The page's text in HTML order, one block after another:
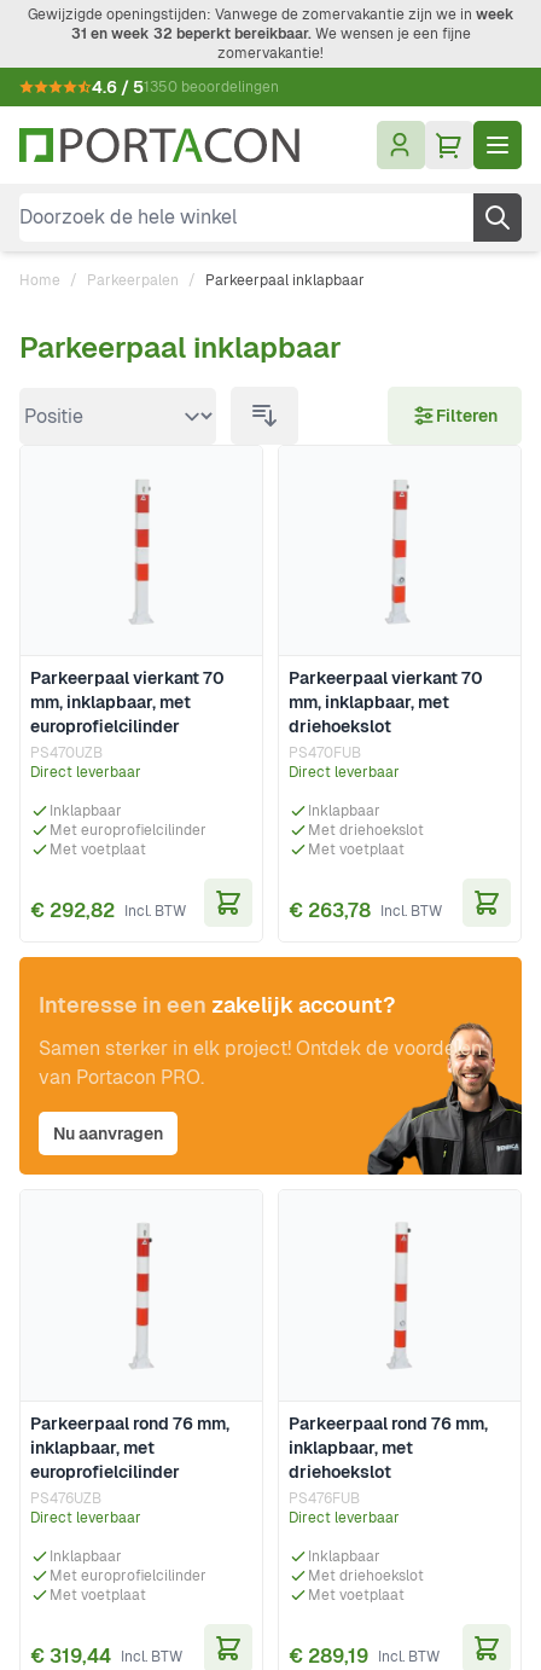
Ga naar de inhoud
Gewijzigde openingstijden: Vanwege de zomervakantie zijn we in week
31 en week 32 beperkt bereikbaar.We wensen je een fijne
zomervakantie!
4.6 / 51350 beoordelingen
Doorzoek de hele winkel
Home / Parkeerpalen / Parkeerpaal inklapbaar
Doorgaan naar productlijst
Parkeerpaal inklapbaar
Filteren
Parkeerpaal vierkant 70
mm, inklapbaar, met
europrofielcilinder
PS470UZB
Direct leverbaar
Inklapbaar
Met europrofielcilinder
Met voetplaat
€ 292,82
Parkeerpaal vierkant 70
mm, inklapbaar, met
driehoekslot
PS470FUB
Direct leverbaar
Inklapbaar
Met driehoekslot
Met voetplaat
€ 263,78
Parkeerpaal rond 76 mm,
inklapbaar, met
europrofielcilinder
PS476UZB
Direct leverbaar
Inklapbaar
Met europrofielcilinder
Met voetplaat
€ 319,44
Parkeerpaal rond 76 mm,
inklapbaar, met
driehoekslot
PS476FUB
Direct leverbaar
Inklapbaar
Met driehoekslot
Met voetplaat
€ 289,19
Interesse in een zakelijk account?
Samen sterker in elk project! Ontdek de voordelen
van Portacon PRO.
Nu aanvragen